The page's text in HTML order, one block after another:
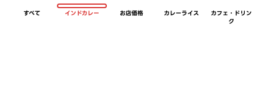
すべて インドカレー お店価格 カレーライス
カフェ・ドリン
ク